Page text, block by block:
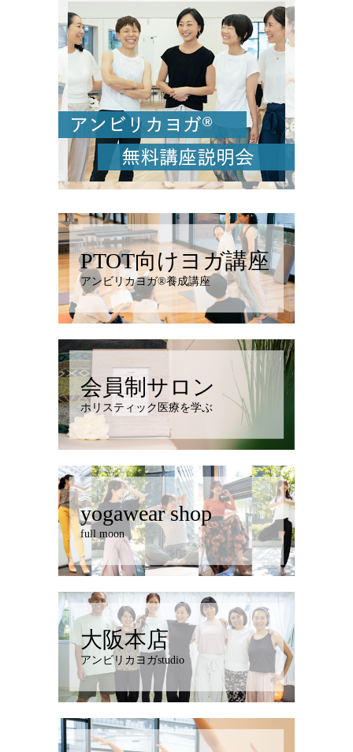
PTOT向けヨガ講座
アンビリカヨガ®︎養成講座
会員制サロン
ホリスティック医療を学ぶ
yogawear shop
full moon
大阪本店
アンビリカヨガstudio